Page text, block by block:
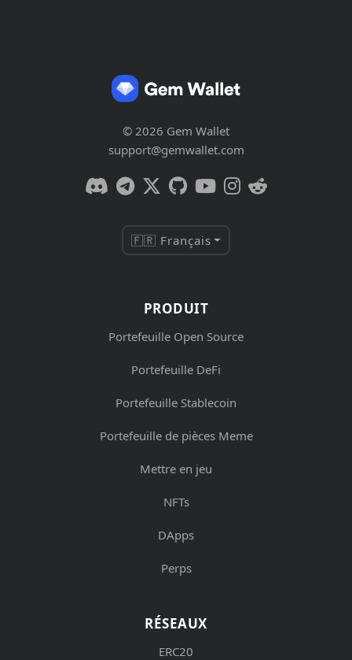
© 2026 Gem Wallet
support@gemwallet.com
🇫🇷 Français
PRODUIT
Portefeuille Open Source
Portefeuille DeFi
Portefeuille Stablecoin
Portefeuille de pièces Meme
Mettre en jeu
NFTs
DApps
Perps
RÉSEAUX
ERC20